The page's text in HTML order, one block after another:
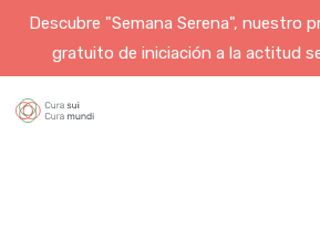
Descubre "Semana Serena", nuestro
gratuito de iniciación a la actitud